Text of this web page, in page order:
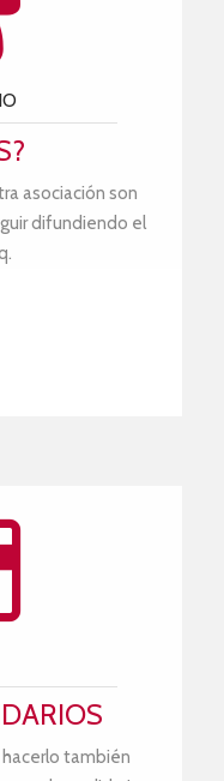
asociación son
difundiendo el
también